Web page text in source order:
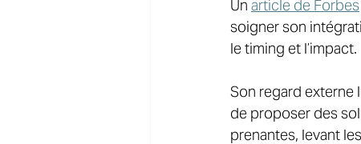
Un article de Forbes
soigner son
le timing et l’impact.
Son regard externe
de proposer des
prenantes, levant